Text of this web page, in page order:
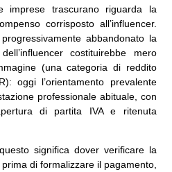
imprese trascurano riguarda la
corrisposto all’influencer.
abbandonato la
costituirebbe mero
(una categoria di reddito
oggi l’orientamento prevalente
professionale abituale, con
di partita IVA e ritenuta
significa dover verificare la
di formalizzare il pagamento,